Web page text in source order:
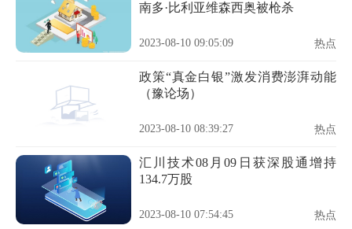
南多·比利亚维森西奥被枪杀
2023-08-10 09:05:09 热点
政策“真金白银”激发消费澎湃动能
（豫论场）
2023-08-10 08:39:27 热点
汇川技术08月09日获深股通增持
134.7万股
2023-08-10 07:54:45 热点